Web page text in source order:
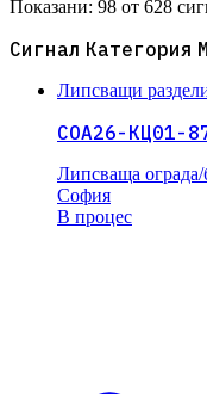
Показани: 98 от 628
Сигнал Категория
Липсващи
СОА26-КЦ01-
Липсваща ограда/
София
В процес